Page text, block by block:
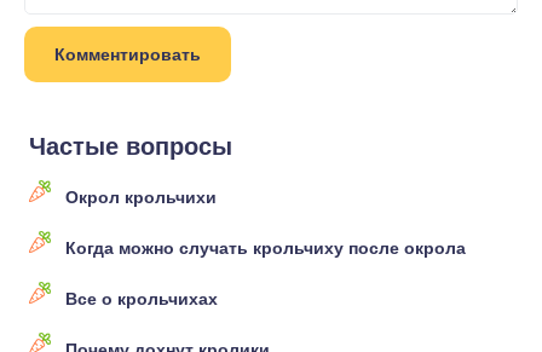
Частые вопросы
Окрол крольчихи
Когда можно случать крольчиху после окрола
Все о крольчихах